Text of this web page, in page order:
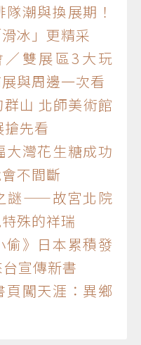
潮與換展期！
冰」更精采
雙展區3大玩
與周邊一次看
山 北師美術館
搶先看
灣花生糖成功
不間斷
謎——故宮北院
殊的祥瑞
》日本累積發
宣傳新書
闖天涯：異鄉